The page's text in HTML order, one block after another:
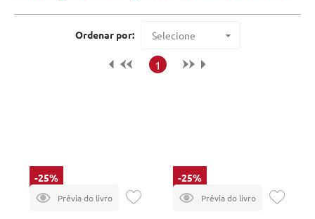
e-Books
Veja todas as opçõesOrdenar por: Selecione
Maior preço
1
-25% -25%